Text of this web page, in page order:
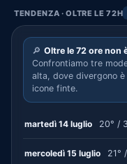
TENDENZA · OLTRE LE 72H
🔎 Oltre le 72 ore non
Confrontiamo tre
alta, dove divergono
icone finte.
martedì 14 luglio 20° /
mercoledì 15 luglio 21°